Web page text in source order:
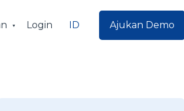
Login ID Ajukan Demo